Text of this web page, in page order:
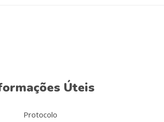
Úteis
Protocolo